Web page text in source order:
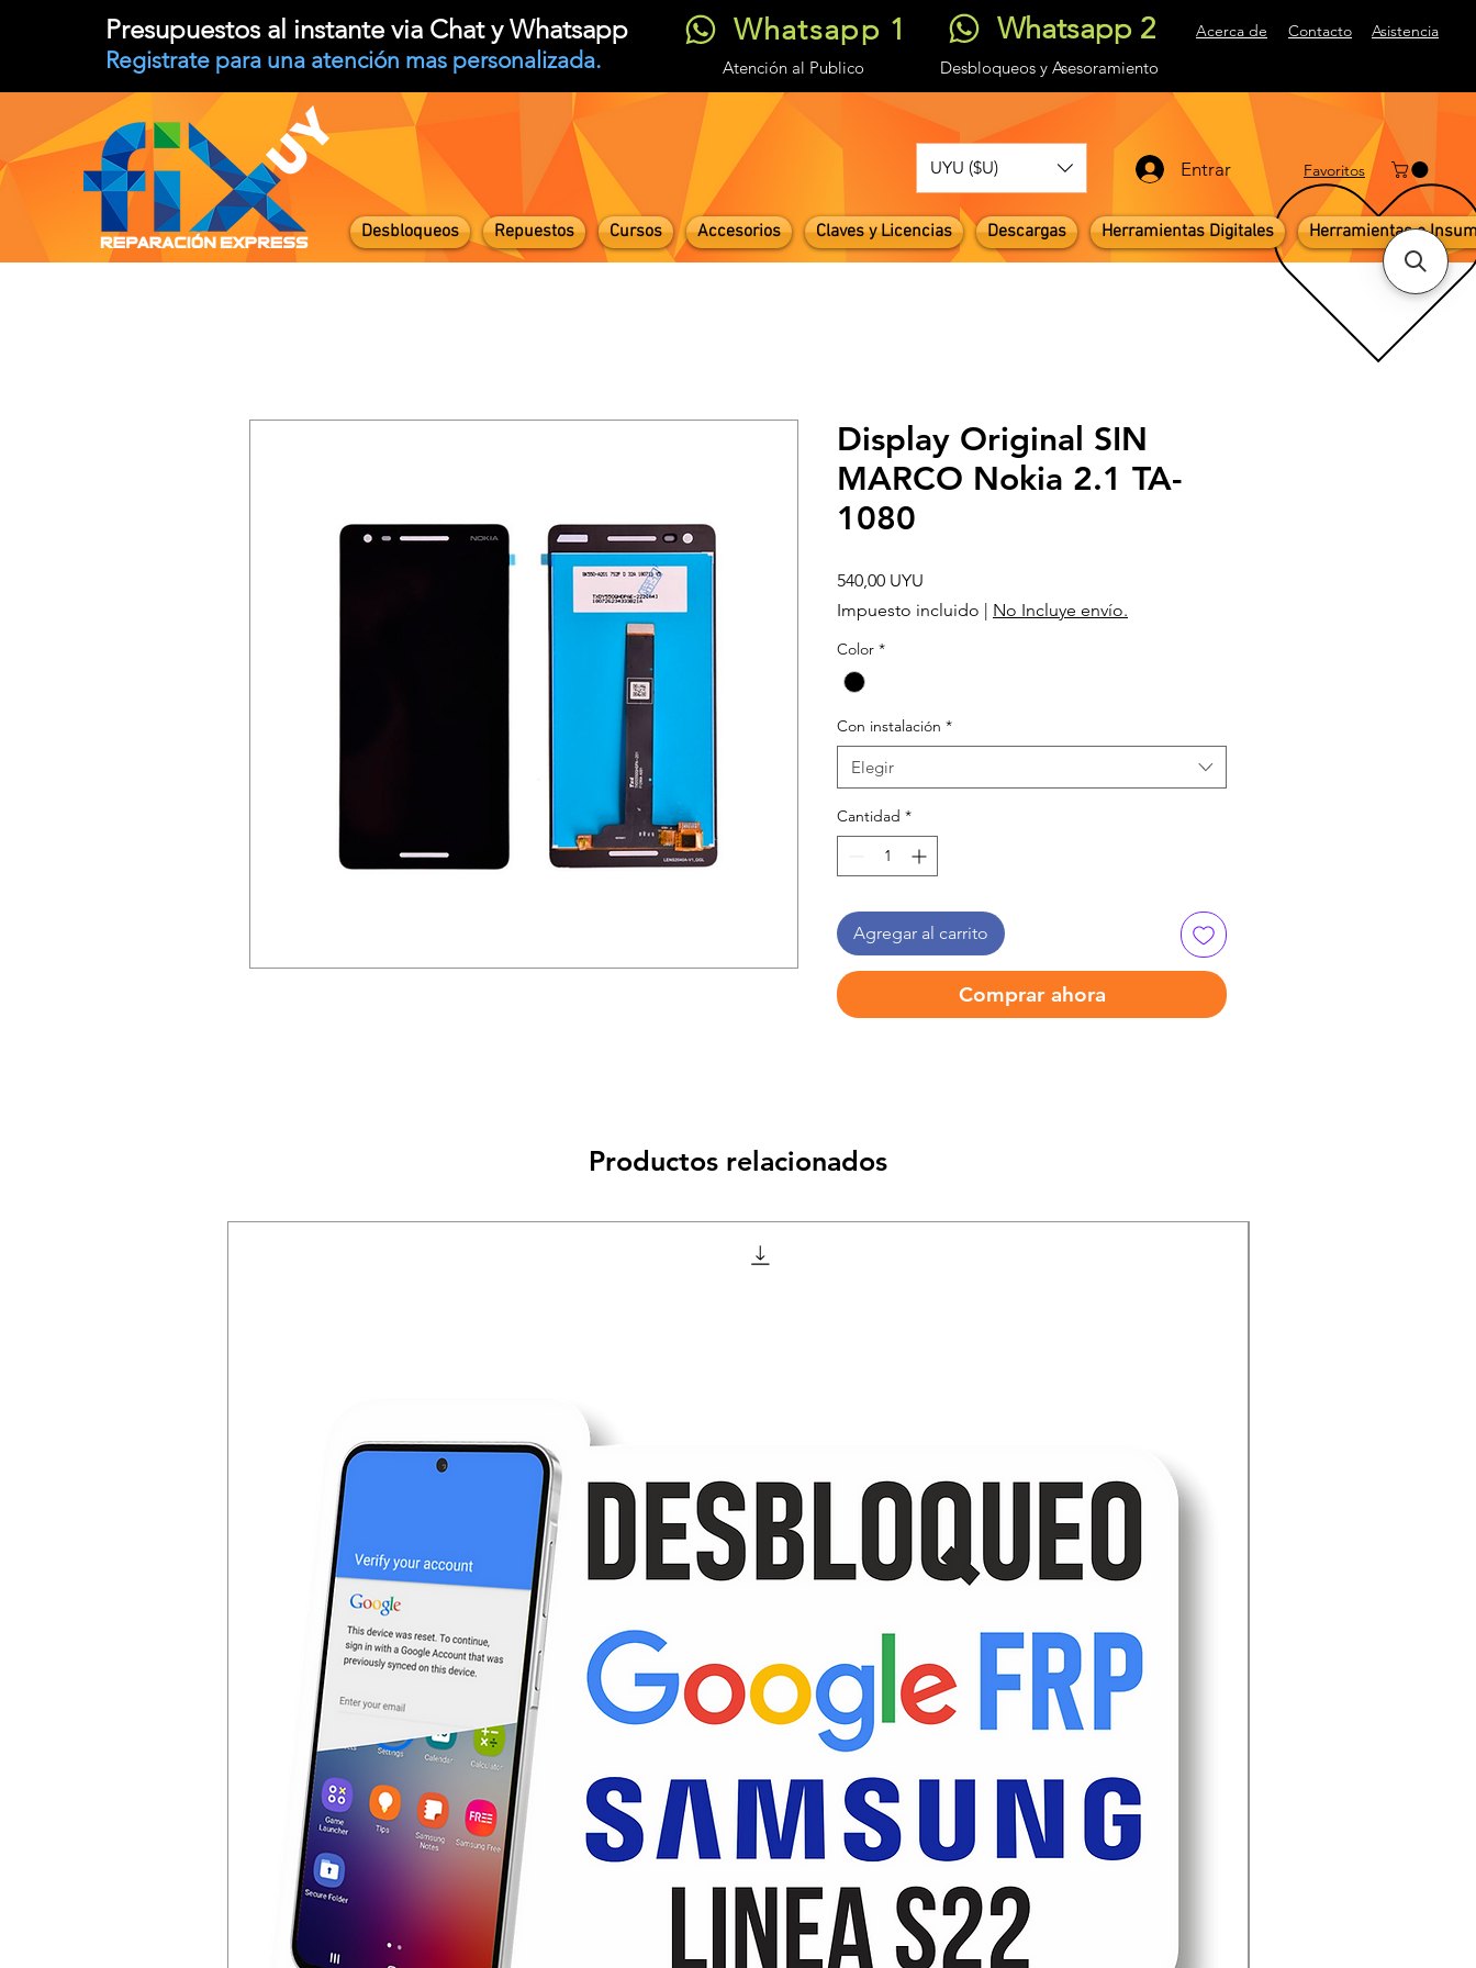
Presupuestos al instante via Chat y Whatsapp
Registrate para una atención mas personalizada.
Whatsapp 1 Whatsapp 2 Acerca de Contacto Asistencia
Atención al Publico Desbloqueos y Asesoramiento
UYU ($U) Entrar Favoritos
Desbloqueos Repuestos Cursos Accesorios Claves y Licencias Descargas Herramientas Digitales Herramientas e
Display Original SIN
MARCO Nokia 2.1 TA-
1080
540,00 UYU
Impuesto incluido | No Incluye envío.
Color *
Con instalación *
Elegir
Cantidad *
Agregar al carrito
Comprar ahora
Productos relacionados